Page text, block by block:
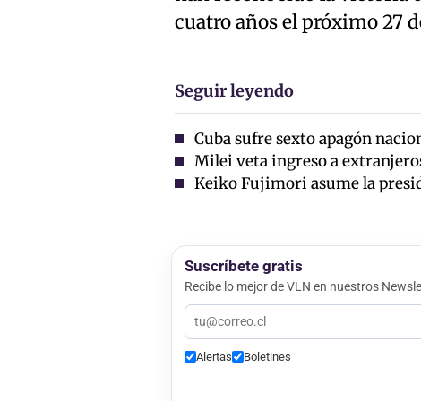
cuatro años el próximo 27
Seguir leyendo
Cuba sufre sexto apagón
Milei veta ingreso a
Keiko Fujimori asume la
Suscríbete gratis
Recibe lo mejor de VLN en nuestros
Alertas Boletines